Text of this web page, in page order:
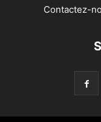
Contactez-